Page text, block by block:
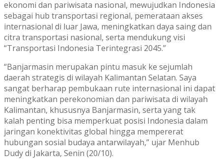
ekonomi dan pariwisata nasional, mewujudkan Indonesia
sebagai hub transportasi regional, pemerataan akses
internasional di luar Jawa, meningkatkan daya saing dan
citra transportasi nasional, serta mendukung visi
“Transportasi Indonesia Terintegrasi 2045.”
“Banjarmasin merupakan pintu masuk ke sejumlah
daerah strategis di wilayah Kalimantan Selatan. Saya
sangat berharap pembukaan rute internasional ini dapat
meningkatkan perekonomian dan pariwisata di wilayah
Kalimantan, khususnya Banjarmasin, serta yang tak
kalah penting bisa memperkuat posisi Indonesia dalam
jaringan konektivitas global hingga mempererat
hubungan sosial budaya antarwilayah,” ujar Menhub
Dudy di Jakarta, Senin (20/10).